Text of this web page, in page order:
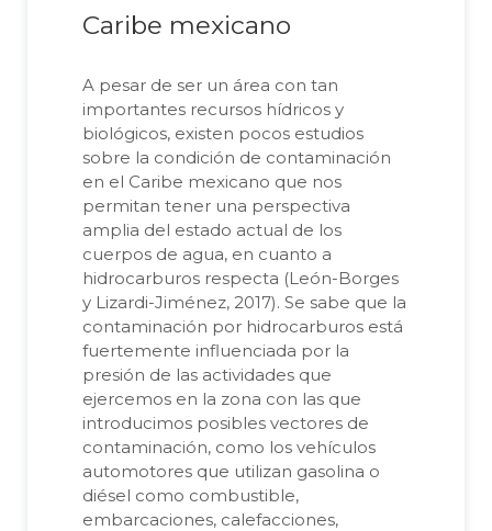
Caribe mexicano
A pesar de ser un área con tan
importantes recursos hídricos y
biológicos, existen pocos estudios
sobre la condición de contaminación
en el Caribe mexicano que nos
permitan tener una perspectiva
amplia del estado actual de los
cuerpos de agua, en cuanto a
hidrocarburos respecta (León-Borges
y Lizardi-Jiménez, 2017). Se sabe que la
contaminación por hidrocarburos está
fuertemente influenciada por la
presión de las actividades que
ejercemos en la zona con las que
introducimos posibles vectores de
contaminación, como los vehículos
automotores que utilizan gasolina o
diésel como combustible,
embarcaciones, calefacciones,